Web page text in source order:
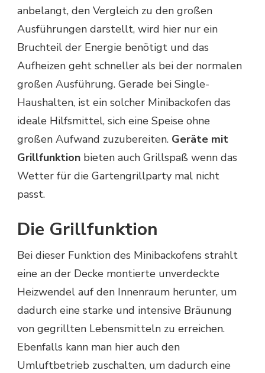
anbelangt, den Vergleich zu den großen
Ausführungen darstellt, wird hier nur ein
Bruchteil der Energie benötigt und das
Aufheizen geht schneller als bei der normalen
großen Ausführung. Gerade bei Single-
Haushalten, ist ein solcher Minibackofen das
ideale Hilfsmittel, sich eine Speise ohne
großen Aufwand zuzubereiten. Geräte mit
Grillfunktion bieten auch Grillspaß wenn das
Wetter für die Gartengrillparty mal nicht
passt.
Die Grillfunktion
Bei dieser Funktion des Minibackofens strahlt
eine an der Decke montierte unverdeckte
Heizwendel auf den Innenraum herunter, um
dadurch eine starke und intensive Bräunung
von gegrillten Lebensmitteln zu erreichen.
Ebenfalls kann man hier auch den
Umluftbetrieb zuschalten, um dadurch eine